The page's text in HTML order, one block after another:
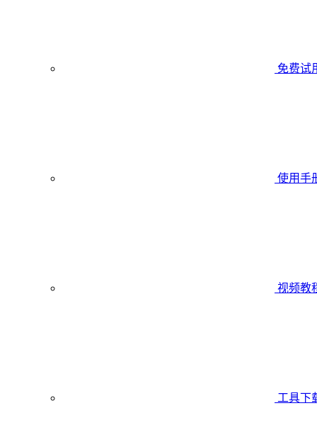
免费试
使用手
视频教
工具下